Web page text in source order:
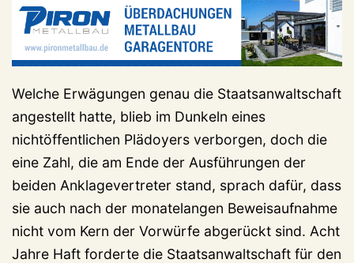
Welche Erwägungen genau die Staatsanwaltschaft
angestellt hatte, blieb im Dunkeln eines
nichtöffentlichen Plädoyers verborgen, doch die
eine Zahl, die am Ende der Ausführungen der
beiden Anklagevertreter stand, sprach dafür, dass
sie auch nach der monatelangen Beweisaufnahme
nicht vom Kern der Vorwürfe abgerückt sind. Acht
Jahre Haft forderte die Staatsanwaltschaft für den